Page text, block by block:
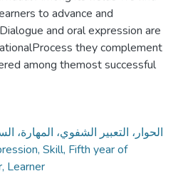
to advance and
and oral expression are
they complement
among themost successful
الحوار، التعبير الشفوي، المهارة،
Skill, Fifth year of
Learner